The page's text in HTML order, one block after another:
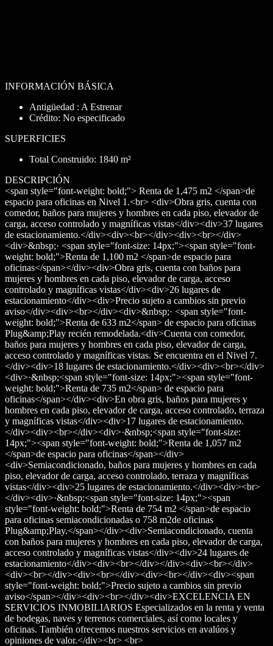
INFORMACIÓN BÁSICA
Antigüedad : A Estrenar
Crédito: No especificado
SUPERFICIES
Total Construido: 1840 m²
DESCRIPCIÓN
<span style="font-weight: bold;"> Renta de 1,475 m2 </span>de
espacio para oficinas en Nivel 1.<br> <div>Obra gris, cuenta con
comedor, baños para mujeres y hombres en cada piso, elevador de
carga, acceso controlado y magníficas vistas</div><div>37 lugares
de estacionamiento.</div><div><br></div><div><br></div>
<div>&nbsp;· <span style="font-size: 14px;"><span style="font-
weight: bold;">Renta de 1,100 m2 </span>de espacio para
oficinas</span></div><div>Obra gris, cuenta con baños para
mujeres y hombres en cada piso, elevador de carga, acceso
controlado y magníficas vistas</div><div>26 lugares de
estacionamiento</div><div>Precio sujeto a cambios sin previo
aviso</div><div><br></div><div>&nbsp;· <span style="font-
weight: bold;">Renta de 633 m2</span> de espacio para oficinas
Plug&amp;Play recién remodelada.<div>Cuenta con comedor,
baños para mujeres y hombres en cada piso, elevador de carga,
acceso controlado y magníficas vistas. Se encuentra en el Nivel 7.
</div><div>18 lugares de estacionamiento.</div><div><br></div>
<div>·&nbsp;<span style="font-size: 14px;"><span style="font-
weight: bold;">Renta de 735 m2</span> de espacio para
oficinas</span></div><div>En obra gris, baños para mujeres y
hombres en cada piso, elevador de carga, acceso controlado, terraza
y magníficas vistas</div><div>17 lugares de estacionamiento.
</div><div><br></div><div>·&nbsp;<span style="font-size:
14px;"><span style="font-weight: bold;">Renta de 1,057 m2
</span>de espacio para oficinas</span></div>
<div>Semiacondicionado, baños para mujeres y hombres en cada
piso, elevador de carga, acceso controlado, terraza y magníficas
vistas</div><div>25 lugares de estacionamiento.</div><div><br>
</div><div>·&nbsp;<span style="font-size: 14px;"><span
style="font-weight: bold;">Renta de 754 m2 </span>de espacio
para oficinas semiacondicionadas o 758 m2de oficinas
Plug&amp;Play.</span></div><div>Semiacondicionado, cuenta
con baños para mujeres y hombres en cada piso, elevador de carga,
acceso controlado y magníficas vistas</div><div>24 lugares de
estacionamiento</div><div><br></div></div><div><br></div>
<div><br></div><div><br></div><div><br></div><div><span
style="font-weight: bold;">Precio sujeto a cambios sin previo
aviso</span></div><div><br></div><div>EXCELENCIA EN
SERVICIOS INMOBILIARIOS Especializados en la renta y venta
de bodegas, naves y terrenos comerciales, así como locales y
oficinas. También ofrecemos nuestros servicios en avalúos y
opiniones de valor.</div><br> <br>